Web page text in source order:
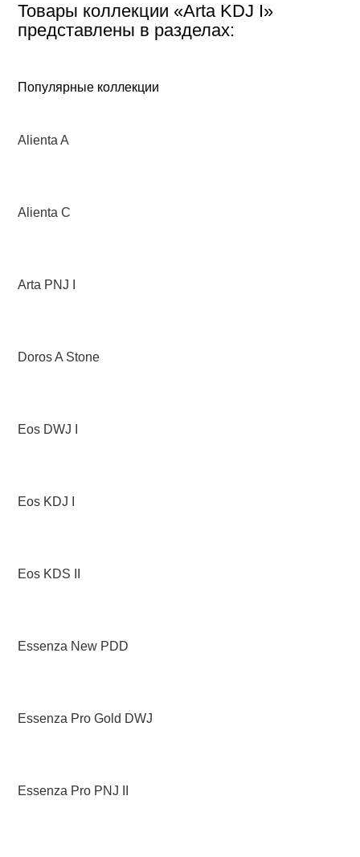
Товары коллекции «Arta KDJ I»
представлены в разделах:
Популярные коллекции
Alienta A
Alienta C
Arta PNJ I
Doros A Stone
Eos DWJ I
Eos KDJ I
Eos KDS II
Essenza New PDD
Essenza Pro Gold DWJ
Essenza Pro PNJ II